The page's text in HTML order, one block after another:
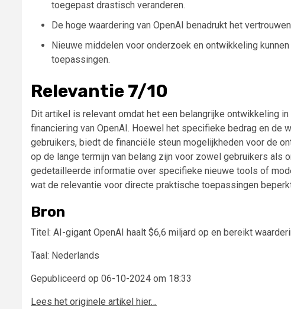
toegepast drastisch veranderen.
De hoge waardering van OpenAI benadrukt het
Nieuwe middelen voor onderzoek en ontwikkeling
toepassingen.
Relevantie 7/10
Dit artikel is relevant omdat het een belangrijke ontwikkeling
financiering van OpenAI. Hoewel het specifieke bedrag en de
gebruikers, biedt de financiële steun mogelijkheden voor de
op de lange termijn van belang zijn voor zowel gebruikers als
gedetailleerde informatie over specifieke nieuwe tools of
wat de relevantie voor directe praktische toepassingen
Bron
Titel: AI-gigant OpenAI haalt $6,6 miljard op en bereikt
Taal: Nederlands
Gepubliceerd op 06-10-2024 om 18:33
Lees het originele artikel hier…